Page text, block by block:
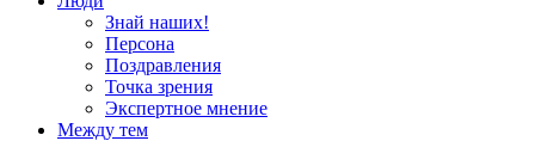
Знай наших!
Персона
Поздравления
Точка зрения
Экспертное мнение
Между тем